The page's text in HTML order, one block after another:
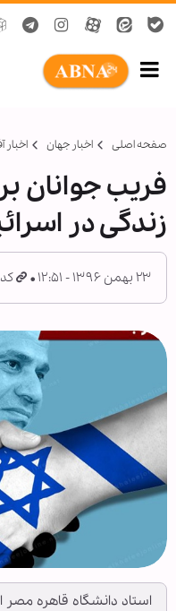
صفحه اصلی اخبار جهان اخبار
فریب جوانان
زندگی در
۲۳ بهمن ۱۳۹۶ - ۱۲:۵۱ کد
استاد دانشگاه قاهره